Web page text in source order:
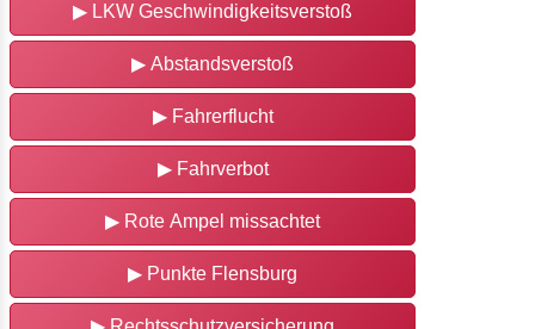
▶ LKW Geschwindigkeitsverstoß
▶ Abstandsverstoß
▶Fahrerflucht
▶Fahrverbot
▶ Rote Ampel missachtet
▶ Punkte Flensburg